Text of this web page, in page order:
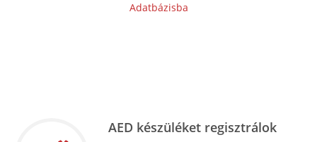
Adatbázisba
AED készüléket regisztrálok